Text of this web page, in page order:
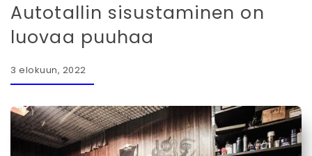
Autotallin sisustaminen on
luovaa puuhaa
3 elokuun, 2022